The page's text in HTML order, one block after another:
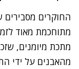
החוקרים
מתוחכמת מאוד
מתכת מיומנים,
מהאבנים על ידי